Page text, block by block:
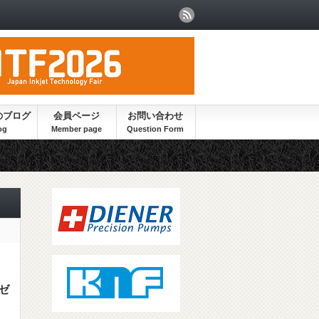
ブログ 会員ページ お問い合わせ